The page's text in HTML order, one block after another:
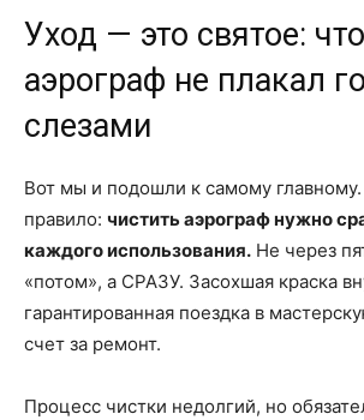
Уход — это святое:
аэрограф не плакал
слезами
Вот мы и подошли к самому
правило: чистить аэрограф нужно
каждого использования. Не через
«потом», а СРАЗУ. Засохшая краска
гарантированная поездка в
счет за ремонт.
Процесс чистки недолгий, но